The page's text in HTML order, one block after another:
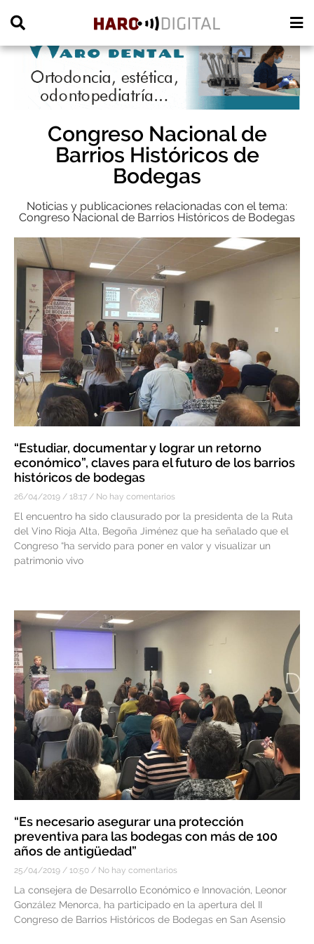
Congreso Nacional de
Barrios Históricos de
Bodegas
Noticias y publicaciones relacionadas con el tema:
Congreso Nacional de Barrios Históricos de Bodegas
“Estudiar, documentar y lograr un retorno
económico”, claves para el futuro de los barrios
históricos de bodegas
26/04/2019 18:17 No hay comentarios
El encuentro ha sido clausurado por la presidenta de la Ruta
del Vino Rioja Alta, Begoña Jiménez que ha señalado que el
Congreso “ha servido para poner en valor y visualizar un
patrimonio vivo
“Es necesario asegurar una protección
preventiva para las bodegas con más de 100
años de antigüedad”
25/04/2019 10:50 No hay comentarios
La consejera de Desarrollo Económico e Innovación, Leonor
González Menorca, ha participado en la apertura del II
Congreso de Barrios Históricos de Bodegas en San Asensio